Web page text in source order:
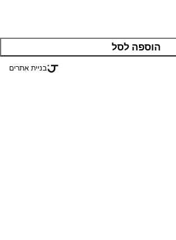
הוספה לסל
בניית אתרים